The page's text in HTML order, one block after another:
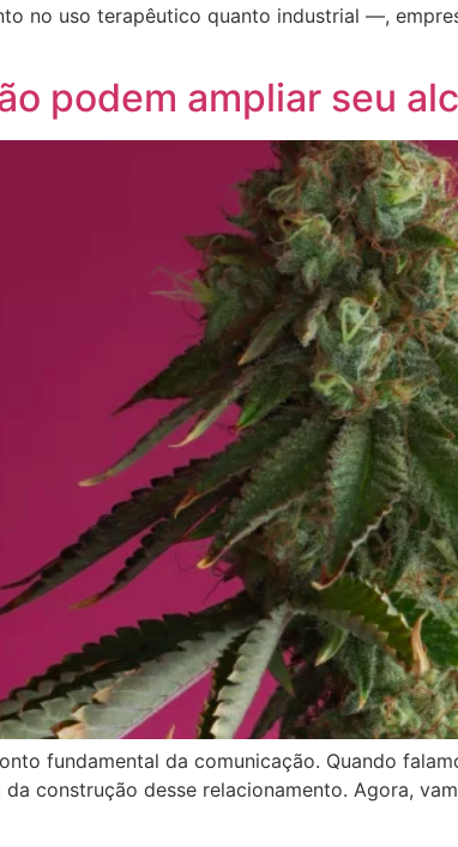
no uso terapêutico quanto industrial —,
podem ampliar seu
fundamental da comunicação. Quando
construção desse relacionamento. Agora,